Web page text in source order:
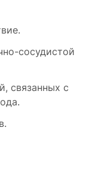
сосудистой
связанных с